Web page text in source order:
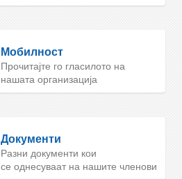
Мобилност
Прочитајте го гласилото на
нашата организација
Документи
Разни документи кои
се однесуваат на нашите членови